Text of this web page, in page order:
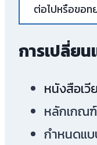
ต่อไปหรือขอท
การเปลี่ย
หนังสือเวี
หลักเกณ
กำหนดแ